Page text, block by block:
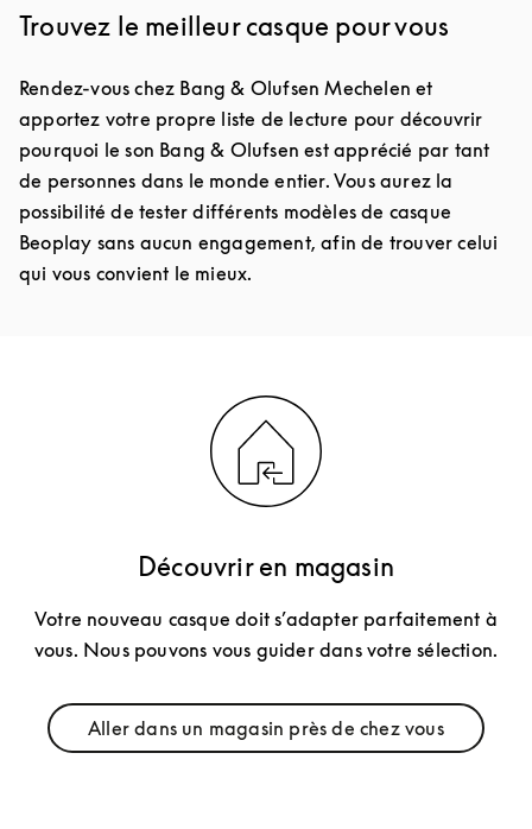
Trouvez le meilleur casque pour vous
Rendez-vous chez Bang & Olufsen Mechelen et
apportez votre propre liste de lecture pour découvrir
pourquoi le son Bang & Olufsen est apprécié par tant
de personnes dans le monde entier. Vous aurez la
possibilité de tester différents modèles de casque
Beoplay sans aucun engagement, afin de trouver celui
qui vous convient le mieux.
Découvrir en magasin
Votre nouveau casque doit s’adapter parfaitement à
vous. Nous pouvons vous guider dans votre sélection.
Aller dans un magasin près de chez vous
Link Opens in New Tab